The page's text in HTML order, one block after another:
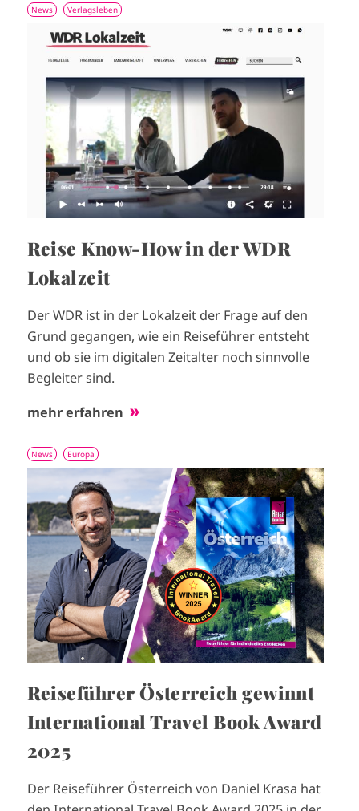
News Verlagsleben
Reise Know-How in der WDR
Lokalzeit
Der WDR ist in der Lokalzeit der Frage auf den
Grund gegangen, wie ein Reiseführer entsteht
und ob sie im digitalen Zeitalter noch sinnvolle
Begleiter sind.
mehr erfahren
News Europa
a
g
e
Reiseführer Österreich gewinnt
International Travel Book Award
2025
Der Reiseführer Österreich von Daniel Krasa hat